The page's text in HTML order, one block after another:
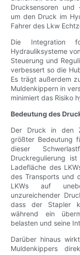
Drucksensoren und
um den Druck im
Fahrer des Lkw
Die Integration
Hydrauliksysteme
Steuerung und
verbessert so die
Es trägt außerdem
Muldenkippern in
minimiert das Risiko
Bedeutung des
Der Druck in den
größter Bedeutung
dieser
Druckregulierung
Ladefläche des
des Transports und
LKWs auf
unzureichender
dass der Stapler
während ein
belasten und seine
Darüber hinaus
Muldenkippers